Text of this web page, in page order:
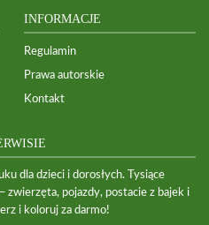
INFORMACJE
Regulamin
Prawa autorskie
Kontakt
dla dzieci i dorosłych. Tysiące
pojazdy, postacie z bajek i
i koloruj za darmo!